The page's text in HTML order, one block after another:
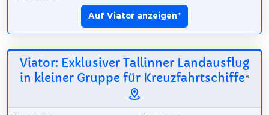
Auf Viator anzeigen*
Viator: Exklusiver Tallinner Landausflug
in kleiner Gruppe für Kreuzfahrtschiffe*